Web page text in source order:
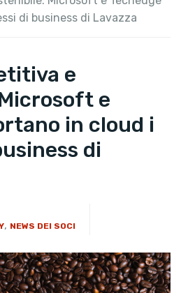
di business di Lavazza
e
e
in cloud i
di
, NEWS DEI SOCI